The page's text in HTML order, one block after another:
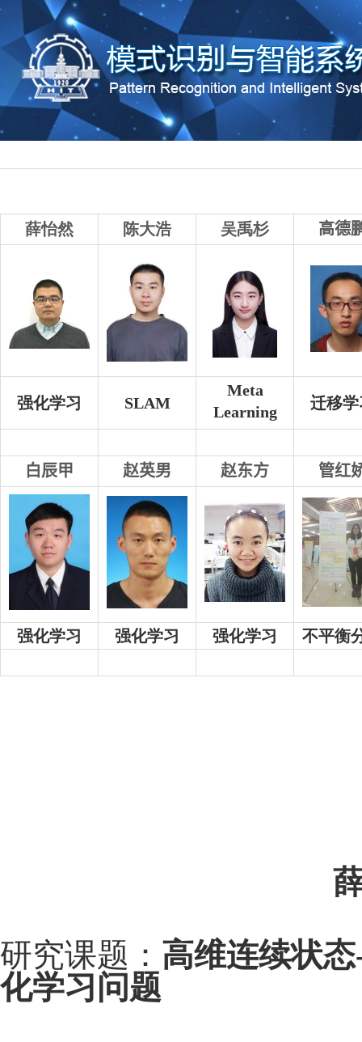
薛怡然 陈大浩 吴禹杉 高德
强化学习 SLAM
Meta
Learning
迁移学
白辰甲 赵英男 赵东方 管红
强化学习 强化学习 强化学习 不平衡
研究课题 ： 高维连续状
化学习问题